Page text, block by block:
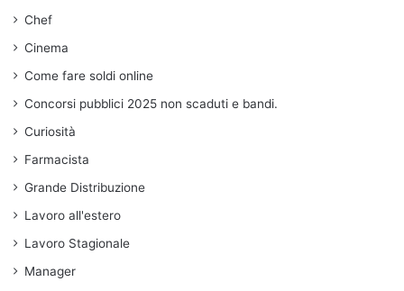
Chef
Cinema
Come fare soldi online
Concorsi pubblici 2025 non scaduti e bandi.
Curiosità
Farmacista
Grande Distribuzione
Lavoro all'estero
Lavoro Stagionale
Manager